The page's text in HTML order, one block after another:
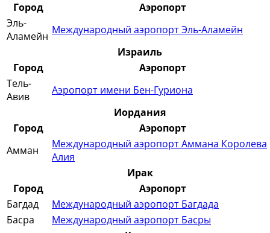
Город
Аэропорт
Эль-
Аламейн Международный аэропорт Эль-Аламейн
Израиль
Город
Аэропорт
Тель-
Авив
Аэропорт имени Бен-Гуриона
Иордания
Город
Аэропорт
Амман
Международный аэропорт Аммана Королева
Алия
Ирак
Город
Аэропорт
Багдад
Международный аэропорт Багдада
Басра
Международный аэропорт Басры